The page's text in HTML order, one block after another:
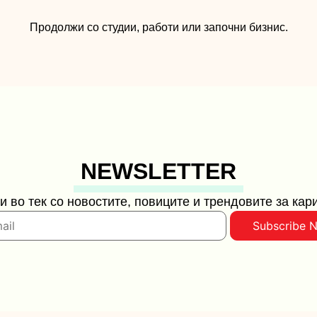
Продолжи со студии, работи или започни бизнис.
NEWSLETTER
во тек со новостите, повиците и трендовите за